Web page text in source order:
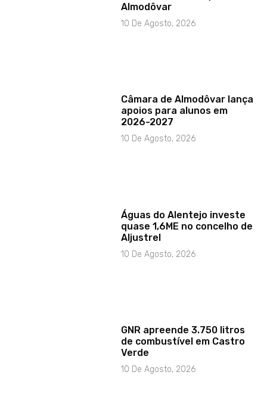
Almodôvar
10 De Agosto, 2026
Câmara de Almodôvar lança
apoios para alunos em
2026-2027
10 De Agosto, 2026
Águas do Alentejo investe
quase 1,6ME no concelho de
Aljustrel
10 De Agosto, 2026
GNR apreende 3.750 litros
de combustível em Castro
Verde
10 De Agosto, 2026